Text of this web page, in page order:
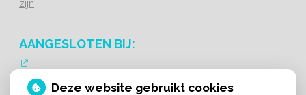
zijn
AANGESLOTEN BIJ:
Deze website gebruikt cookies